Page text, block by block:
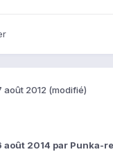
août 2012 (modifié)
août 2014 par Punka-